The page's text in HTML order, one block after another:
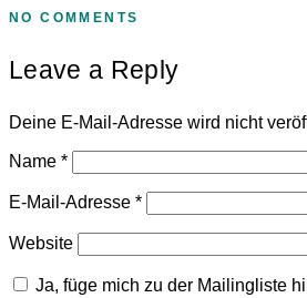
NO COMMENTS
Leave a Reply
Deine E-Mail-Adresse wird nicht
Name *
E-Mail-Adresse *
Website
Ja, füge mich zu der Mailingliste